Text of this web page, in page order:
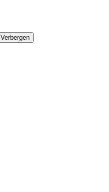
Verbergen